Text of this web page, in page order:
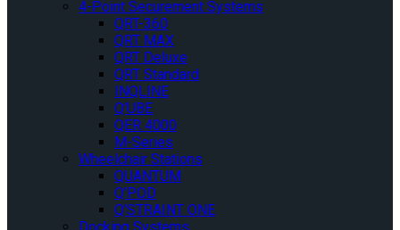
4-Point Securement Systems
QRT-360
QRT MAX
QRT Deluxe
QRT Standard
INQLINE
Q’UBE
QER 4000
M-Series
Wheelchair Stations
QUANTUM
Q’POD
Q’STRAINT ONE